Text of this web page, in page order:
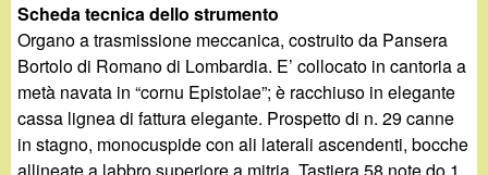
Scheda tecnica dello strumento
Organo a trasmissione meccanica, costruito da Pansera
Bortolo di Romano di Lombardia. E’ collocato in cantoria a
metà navata in “cornu Epistolae”; è racchiuso in elegante
cassa lignea di fattura elegante. Prospetto di n. 29 canne
in stagno, monocuspide con ali laterali ascendenti, bocche